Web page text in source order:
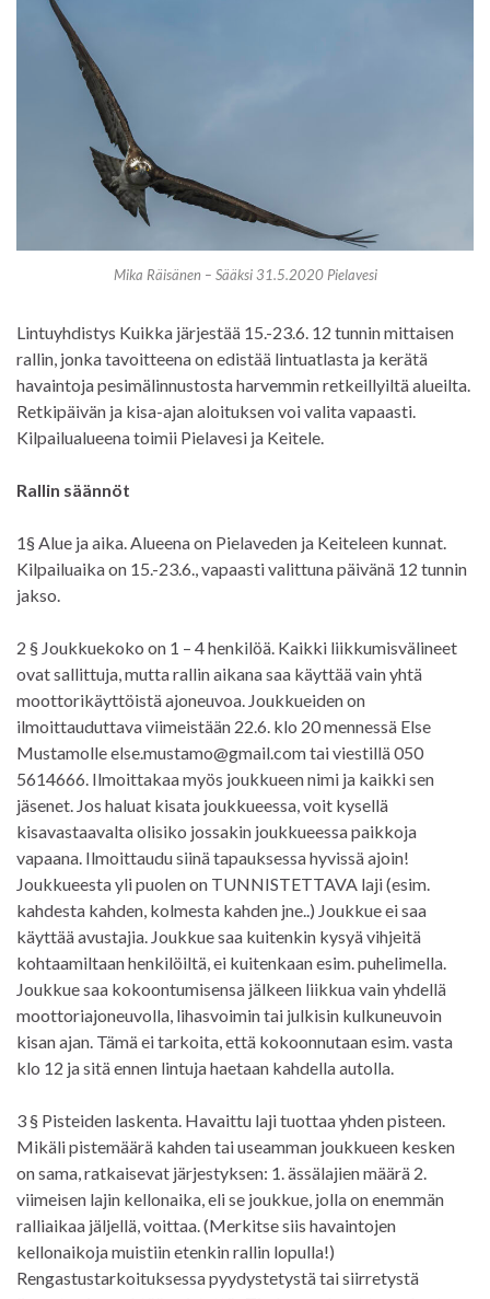
Mika Räisänen – Sääksi 31.5.2020 Pielavesi
Lintuyhdistys Kuikka järjestää 15.-23.6. 12 tunnin mittaisen
rallin, jonka tavoitteena on edistää lintuatlasta ja kerätä
havaintoja pesimälinnustosta harvemmin retkeillyiltä alueilta.
Retkipäivän ja kisa-ajan aloituksen voi valita vapaasti.
Kilpailualueena toimii Pielavesi ja Keitele.
Rallin säännöt
1§ Alue ja aika. Alueena on Pielaveden ja Keiteleen kunnat.
Kilpailuaika on 15.-23.6., vapaasti valittuna päivänä 12 tunnin
jakso.
2 § Joukkuekoko on 1 – 4 henkilöä. Kaikki liikkumisvälineet
ovat sallittuja, mutta rallin aikana saa käyttää vain yhtä
moottorikäyttöistä ajoneuvoa. Joukkueiden on
ilmoittauduttava viimeistään 22.6. klo 20 mennessä Else
Mustamolle else.mustamo@gmail.com tai viestillä 050
5614666. Ilmoittakaa myös joukkueen nimi ja kaikki sen
jäsenet. Jos haluat kisata joukkueessa, voit kysellä
kisavastaavalta olisiko jossakin joukkueessa paikkoja
vapaana. Ilmoittaudu siinä tapauksessa hyvissä ajoin!
Joukkueesta yli puolen on TUNNISTETTAVA laji (esim.
kahdesta kahden, kolmesta kahden jne..) Joukkue ei saa
käyttää avustajia. Joukkue saa kuitenkin kysyä vihjeitä
kohtaamiltaan henkilöiltä, ei kuitenkaan esim. puhelimella.
Joukkue saa kokoontumisensa jälkeen liikkua vain yhdellä
moottoriajoneuvolla, lihasvoimin tai julkisin kulkuneuvoin
kisan ajan. Tämä ei tarkoita, että kokoonnutaan esim. vasta
klo 12 ja sitä ennen lintuja haetaan kahdella autolla.
3 § Pisteiden laskenta. Havaittu laji tuottaa yhden pisteen.
Mikäli pistemäärä kahden tai useamman joukkueen kesken
on sama, ratkaisevat järjestyksen: 1. ässälajien määrä 2.
viimeisen lajin kellonaika, eli se joukkue, jolla on enemmän
ralliaikaa jäljellä, voittaa. (Merkitse siis havaintojen
kellonaikoja muistiin etenkin rallin lopulla!)
Rengastustarkoituksessa pyydystetystä tai siirretystä